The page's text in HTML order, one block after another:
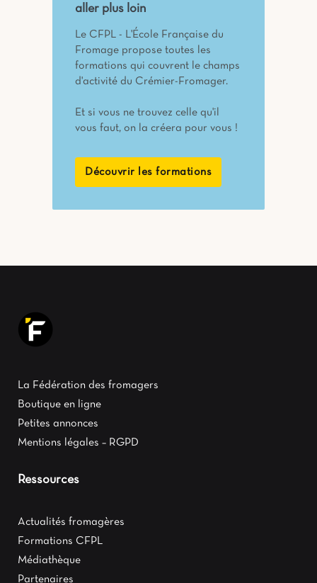
aller plus loin
Le CFPL - L'École Française du
Fromage propose toutes les
formations qui couvrent le champs
d'activité du Crémier-Fromager.
Et si vous ne trouvez celle qu'il
vous faut, on la créera pour vous !
Découvrir les formations
La Fédération des fromagers
Boutique en ligne
Petites annonces
Mentions légales – RGPD
Ressources
Actualités fromagères
Formations CFPL
Médiathèque
Partenaires